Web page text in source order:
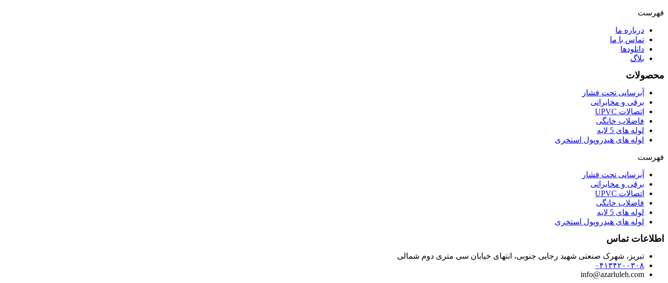
فهرست
درباره ما
تماس با ما
دانلودها
بلاگ
محصولات
آبرسانی تحت فشار
برقی و مخابراتی
اتصالات UPVC
فاضلاب خانگی
لوله های 5 لایه
لوله های هیدروپول استخری
فهرست
آبرسانی تحت فشار
برقی و مخابراتی
اتصالات UPVC
فاضلاب خانگی
لوله های 5 لایه
لوله های هیدروپول استخری
اطلاعات تماس
تبریز، شهرک صنعتی شهید رجایی جنوبی، انتهای خیابان سی‌ متری دوم شمالی
۰۴۱۳۴۲۰۰۳۰۸
info@azarluleh.com